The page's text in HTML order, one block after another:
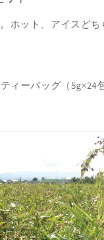
ホット、アイスど
ィーバッグ（5g×24包